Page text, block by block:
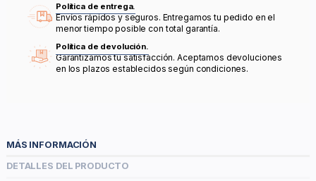
Política de entrega.
Envíos rápidos y seguros. Entregamos tu pedido en el
menor tiempo posible con total garantía.
Política de devolución.
Garantizamos tu satisfacción. Aceptamos devoluciones
en los plazos establecidos según condiciones.
MÁS INFORMACIÓN
DETALLES DEL PRODUCTO